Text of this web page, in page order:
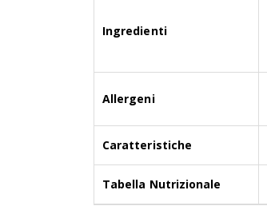
Ingredienti
Allergeni
Caratteristiche
Tabella Nutrizionale